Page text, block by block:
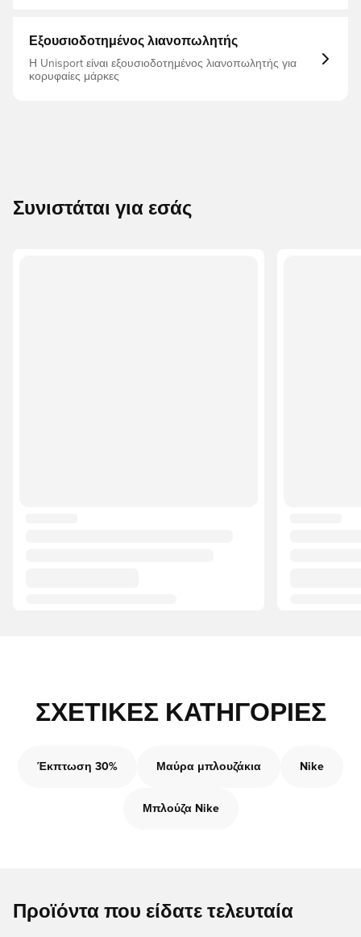
Εξουσιοδοτημένος λιανοπωλητής
Η Unisport είναι εξουσιοδοτημένος λιανοπωλητής για
κορυφαίες μάρκες
Συνιστάται για εσάς
ΣΧΕΤΙΚΈΣ ΚΑΤΗΓΟΡΊΕΣ
Έκπτωση 30% Μαύρα μπλουζάκια Nike
Μπλούζα Nike
Προϊόντα που είδατε τελευταία